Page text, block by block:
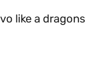
like a dragons